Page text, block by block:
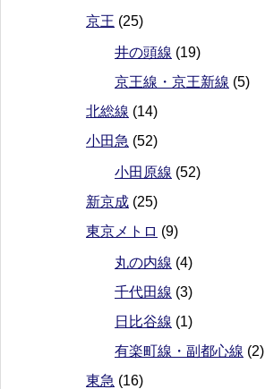
京王 (25)
井の頭線 (19)
京王線・京王新線 (5)
北総線 (14)
小田急 (52)
小田原線 (52)
新京成 (25)
東京メトロ (9)
丸の内線 (4)
千代田線 (3)
日比谷線 (1)
有楽町線・副都心線 (2)
東急 (16)